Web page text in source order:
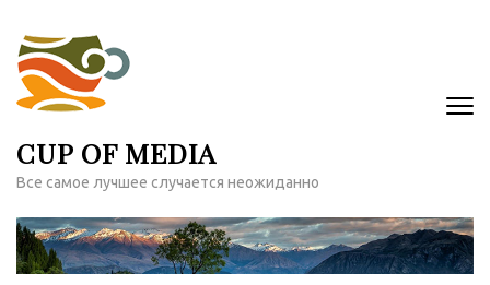
содержимому
(нажмите
Enter)
CUP OF MEDIA
Все самое лучшее случается неожиданно